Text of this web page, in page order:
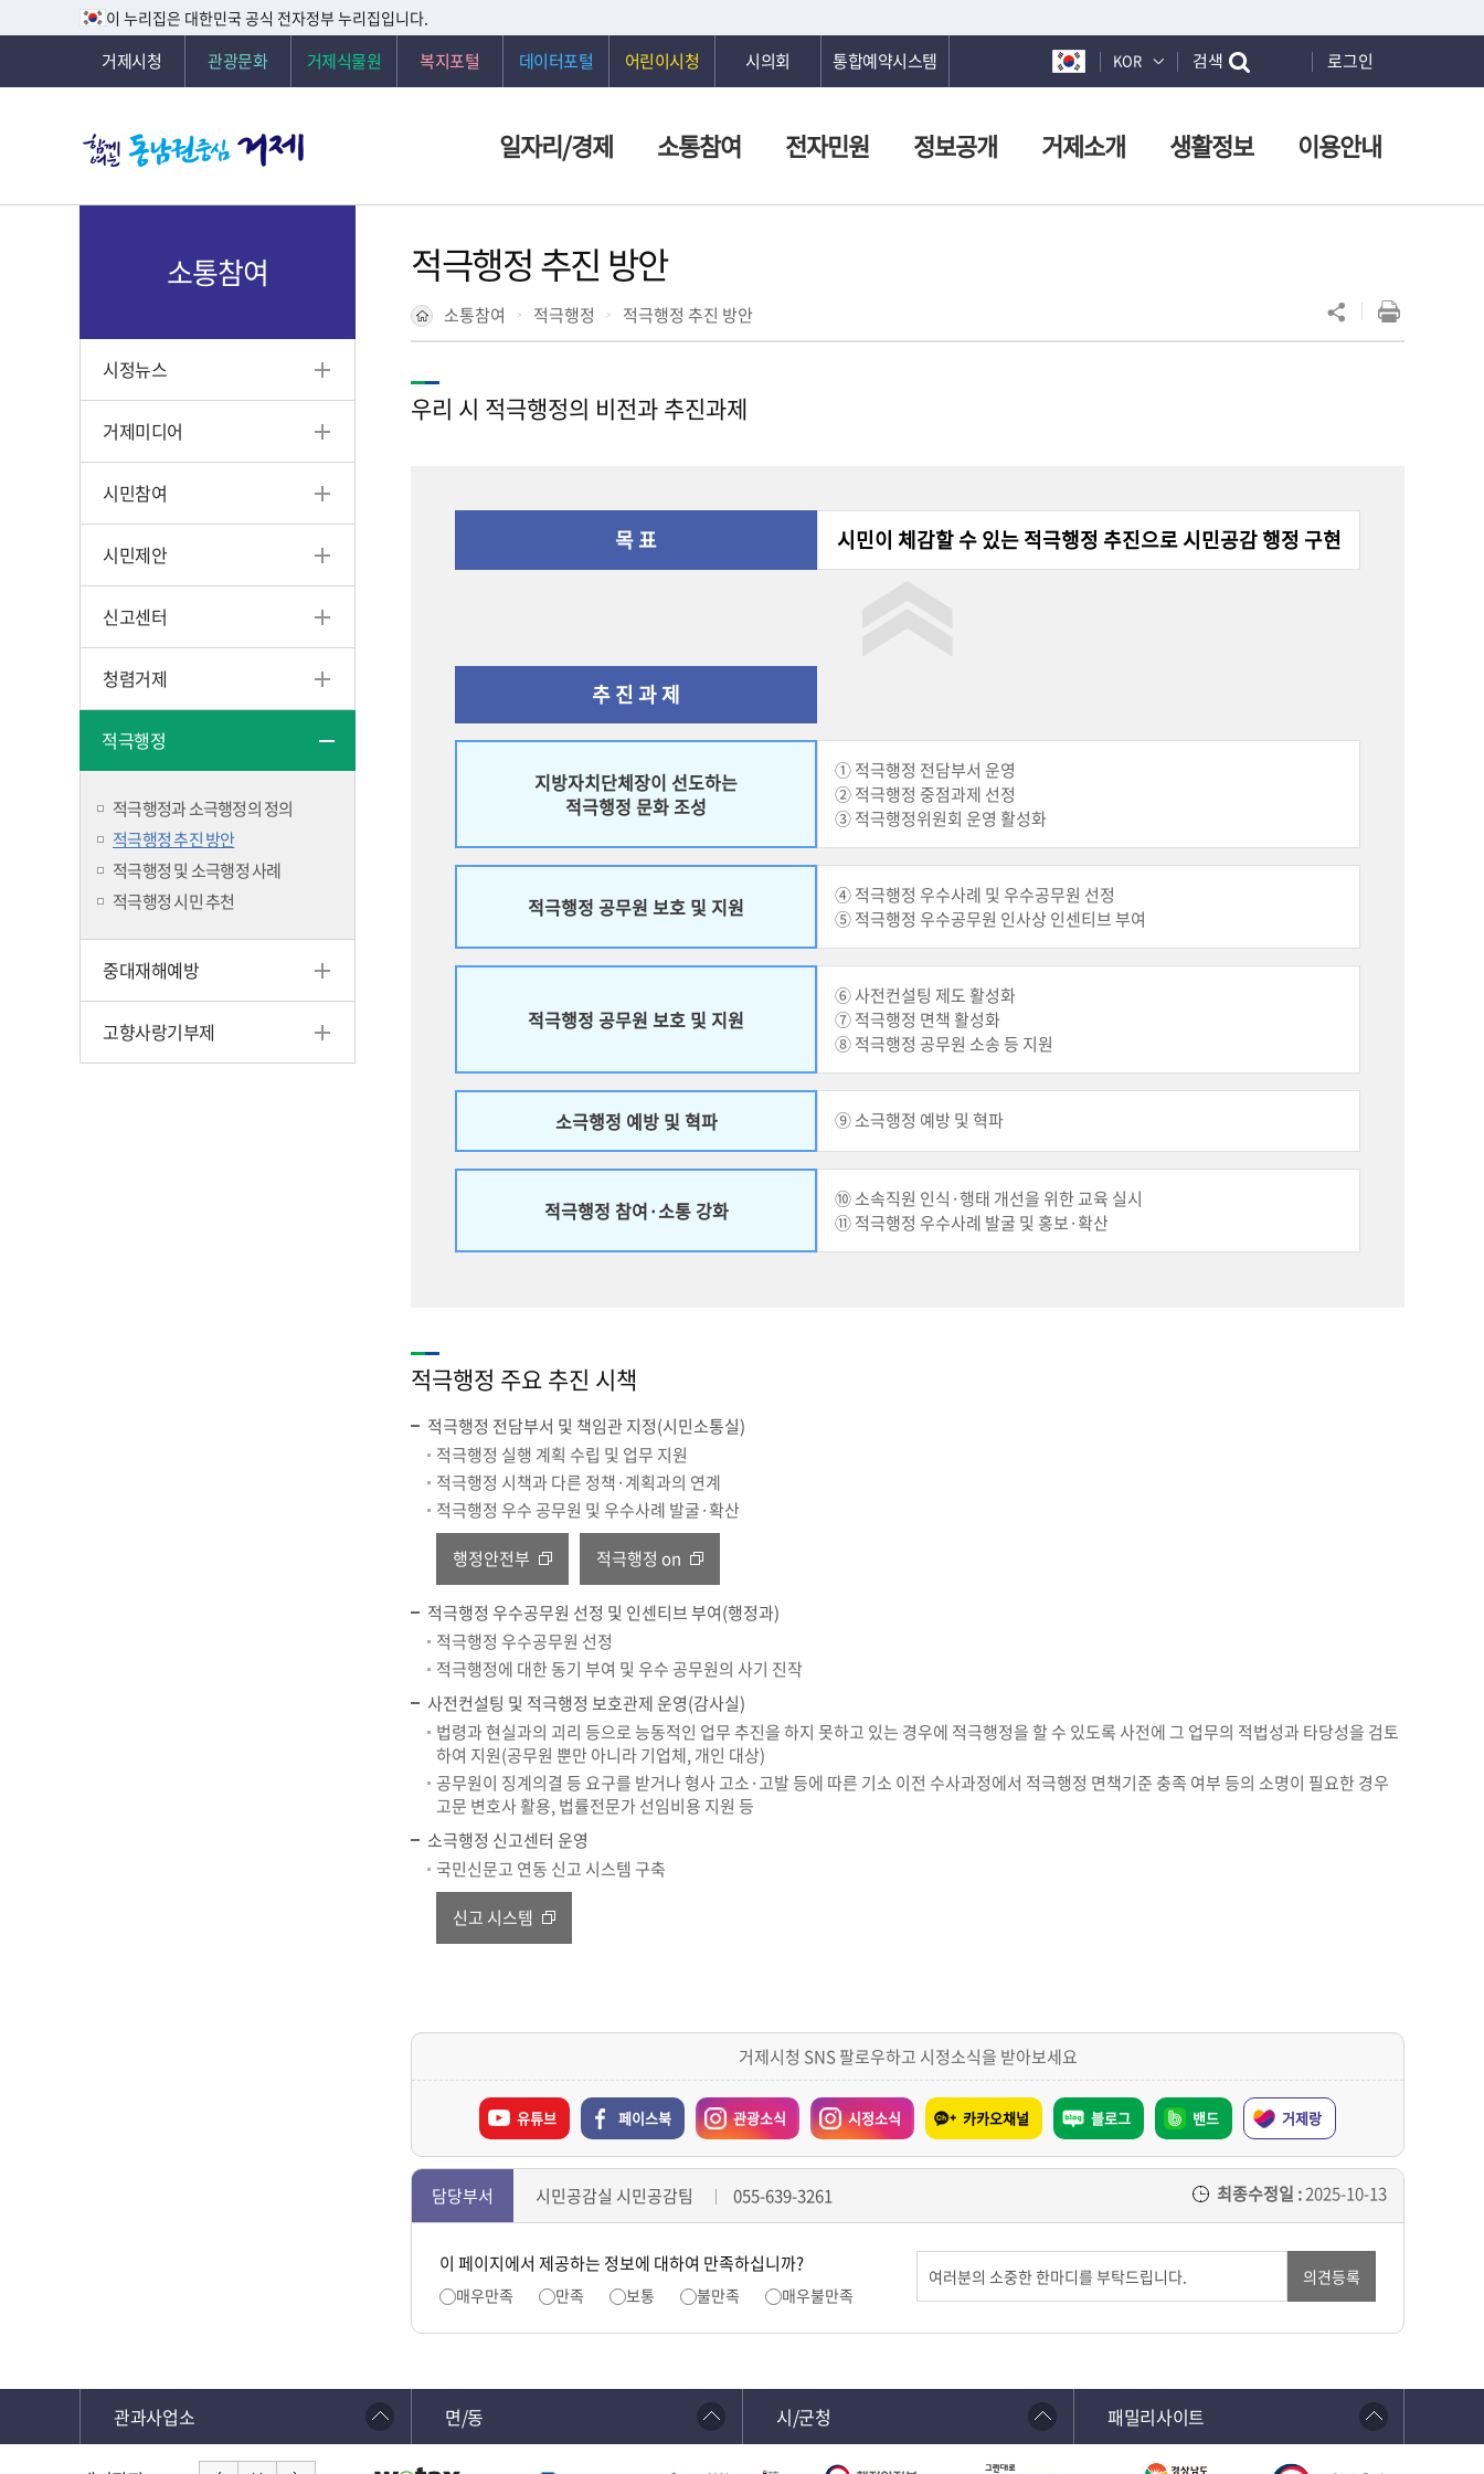
이 누리집은 대한민국 공식 전자정부 누리집입니다.
거제시청 관광문화 거제식물원 복지포털 데이터포털 어린이시청 시의회 통합예약시스템 KOR 검색 로그인
일자리/경제 소통참여 전자민원 정보공개 거제소개 생활정보 이용안내
소통참여
시정뉴스
거제미디어
시민참여
시민제안
신고센터
청렴거제
적극행정
적극행정과 소극행정의 정의
적극행정 추진 방안
적극행정 및 소극행정 사례
적극행정 시민 추천
중대재해예방
고향사랑기부제
적극행정 추진 방안
소통참여 적극행정 적극행정 추진 방안
우리 시 적극행정의 비전과 추진과제
목 표 시민이 체감할 수 있는 적극행정 추진으로 시민공감 행정 구현
추 진 과 제
지방자치단체장이 선도하는
적극행정 문화 조성
① 적극행정 전담부서 운영
② 적극행정 중점과제 선정
③ 적극행정위원회 운영 활성화
적극행정 공무원 보호 및 지원
④ 적극행정 우수사례 및 우수공무원 선정
⑤ 적극행정 우수공무원 인사상 인센티브 부여
적극행정 공무원 보호 및 지원
⑥ 사전컨설팅 제도 활성화
⑦ 적극행정 면책 활성화
⑧ 적극행정 공무원 소송 등 지원
소극행정 예방 및 혁파 ⑨ 소극행정 예방 및 혁파
적극행정 참여·소통 강화
⑩ 소속직원 인식·행태 개선을 위한 교육 실시
⑪ 적극행정 우수사례 발굴 및 홍보·확산
적극행정 주요 추진 시책
적극행정 전담부서 및 책임관 지정(시민소통실)
적극행정 실행 계획 수립 및 업무 지원
적극행정 시책과 다른 정책·계획과의 연계
적극행정 우수 공무원 및 우수사례 발굴·확산
행정안전부
적극행정 on
적극행정 우수공무원 선정 및 인센티브 부여(행정과)
적극행정 우수공무원 선정
적극행정에 대한 동기 부여 및 우수 공무원의 사기 진작
사전컨설팅 및 적극행정 보호관제 운영(감사실)
법령과 현실과의 괴리 등으로 능동적인 업무 추진을 하지 못하고 있는 경우에 적극행정을 할 수 있도록 사전에 그 업무의 적법성과 타당성을 검토
하여 지원(공무원 뿐만 아니라 기업체, 개인 대상)
공무원이 징계의결 등 요구를 받거나 형사 고소·고발 등에 따른 기소 이전 수사과정에서 적극행정 면책기준 충족 여부 등의 소명이 필요한 경우
고문 변호사 활용, 법률전문가 선임비용 지원 등
소극행정 신고센터 운영
국민신문고 연동 신고 시스템 구축
신고 시스템
거제시청 SNS 팔로우하고 시정소식을 받아보세요
유튜브 페이스북 관광소식 시정소식 카카오채널 블로그 밴드 거제랑
담당부서 시민공감실 시민공감팀 055-639-3261 최종수정일 :2025-10-13
이 페이지에서 제공하는 정보에 대하여 만족하십니까?
매우만족 만족 보통 불만족 매우불만족
의견등록
관과사업소 면/동 시/군청 패밀리사이트